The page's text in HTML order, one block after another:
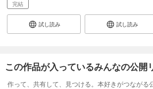
完結
試し読み 試し読み
この作品が入っているみんなの公開
作って、共有して、見つける。本好きがつながる